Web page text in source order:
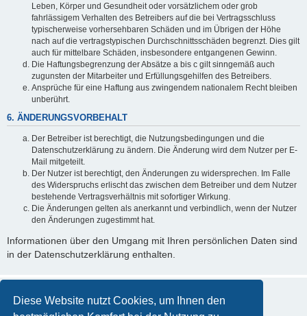
Diese Website nutzt Cookies, um Ihnen den
Leben, Körper und Gesundheit oder vorsätzlichem oder grob
fahrlässigem Verhalten des Betreibers auf die bei Vertragsschluss
typischerweise vorhersehbaren Schäden und im Übrigen der Höhe
nach auf die vertragstypischen Durchschnittsschäden begrenzt. Dies gilt
auch für mittelbare Schäden, insbesondere entgangenen Gewinn.
Die Haftungsbegrenzung der Absätze a bis c gilt sinngemäß auch
zugunsten der Mitarbeiter und Erfüllungsgehilfen des Betreibers.
Ansprüche für eine Haftung aus zwingendem nationalem Recht bleiben
unberührt.
6. ÄNDERUNGSVORBEHALT
Der Betreiber ist berechtigt, die Nutzungsbedingungen und die
Datenschutzerklärung zu ändern. Die Änderung wird dem Nutzer per E-
Mail mitgeteilt.
Der Nutzer ist berechtigt, den Änderungen zu widersprechen. Im Falle
des Widerspruchs erlischt das zwischen dem Betreiber und dem Nutzer
bestehende Vertragsverhältnis mit sofortiger Wirkung.
Die Änderungen gelten als anerkannt und verbindlich, wenn der Nutzer
den Änderungen zugestimmt hat.
Informationen über den Umgang mit Ihren persönlichen Daten sind
in der Datenschutzerklärung enthalten.